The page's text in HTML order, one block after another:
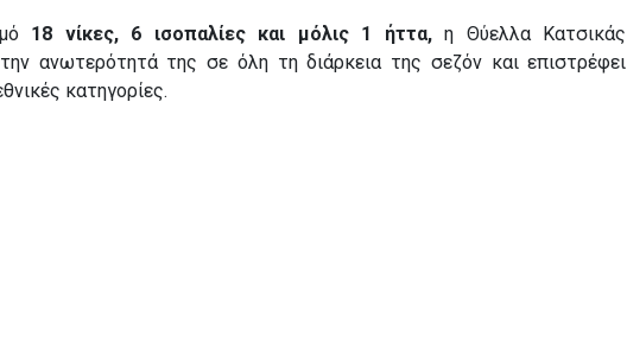
18 νίκες, 6 ισοπαλίες και μόλις 1 ήττα,η Θύελλα Κατσικάς
ανωτερότητά της σε όλη τη διάρκεια της σεζόν και επιστρέφει
κατηγορίες.